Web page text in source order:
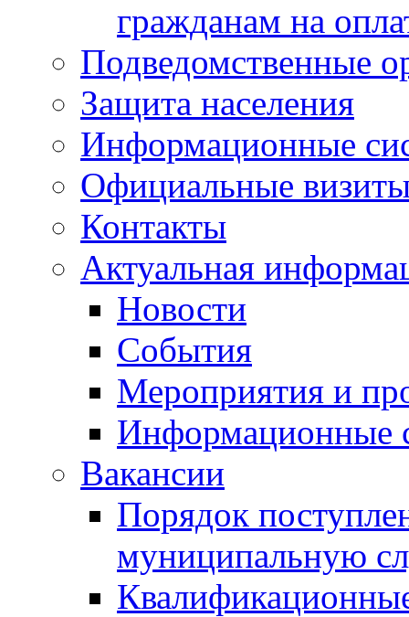
гражданам на
Подведомственные
Защита населения
Информационные
Официальные
Контакты
Актуальная
Новости
События
Мероприятия и
Информационные
Вакансии
Порядок
муниципальную